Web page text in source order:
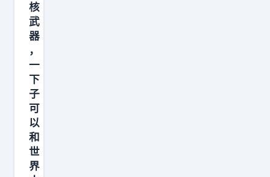
核
武
器
，
一
下
子
可
以
和
世
界